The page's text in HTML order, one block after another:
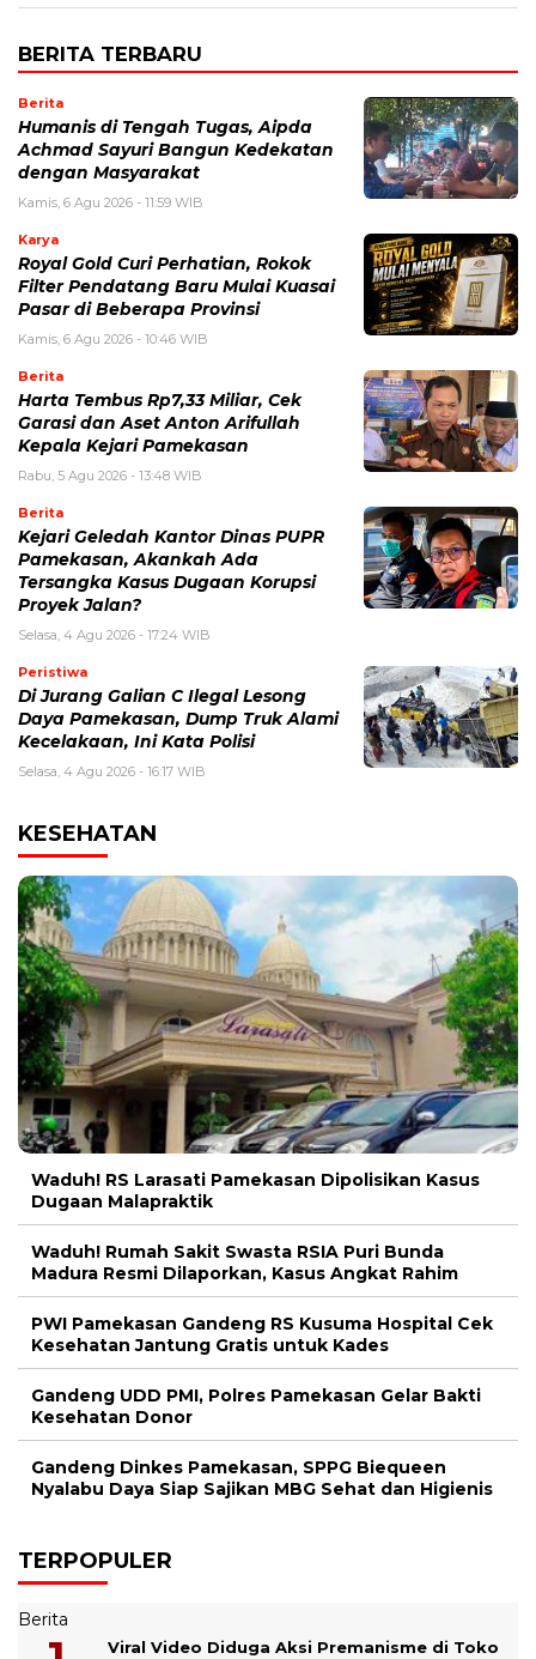
BERITA TERBARU
Berita
Humanis di Tengah Tugas, Aipda
Achmad Sayuri Bangun Kedekatan
dengan Masyarakat
Kamis, 6 Agu 2026 - 11:59 WIB
Karya
Royal Gold Curi Perhatian, Rokok
Filter Pendatang Baru Mulai Kuasai
Pasar di Beberapa Provinsi
Kamis, 6 Agu 2026 - 10:46 WIB
Berita
Harta Tembus Rp7,33 Miliar, Cek
Garasi dan Aset Anton Arifullah
Kepala Kejari Pamekasan
Rabu, 5 Agu 2026 - 13:48 WIB
Berita
Kejari Geledah Kantor Dinas PUPR
Pamekasan, Akankah Ada
Tersangka Kasus Dugaan Korupsi
Proyek Jalan?
Selasa, 4 Agu 2026 - 17:24 WIB
Peristiwa
Di Jurang Galian C Ilegal Lesong
Daya Pamekasan, Dump Truk Alami
Kecelakaan, Ini Kata Polisi
Selasa, 4 Agu 2026 - 16:17 WIB
KESEHATAN
Waduh! RS Larasati Pamekasan Dipolisikan Kasus
Dugaan Malapraktik
Waduh! Rumah Sakit Swasta RSIA Puri Bunda
Madura Resmi Dilaporkan, Kasus Angkat Rahim
PWI Pamekasan Gandeng RS Kusuma Hospital Cek
Kesehatan Jantung Gratis untuk Kades
Gandeng UDD PMI, Polres Pamekasan Gelar Bakti
Kesehatan Donor
Gandeng Dinkes Pamekasan, SPPG Biequeen
Nyalabu Daya Siap Sajikan MBG Sehat dan Higienis
TERPOPULER
Berita
Viral Video Diduga Aksi Premanisme di Toko